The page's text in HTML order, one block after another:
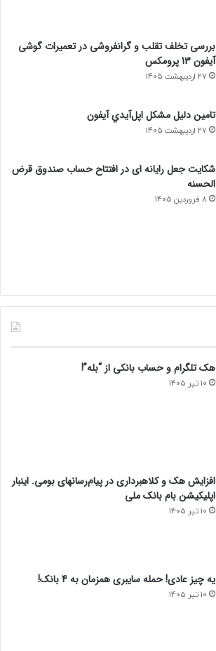
بررسی تخلف تقلب و گرانفروشی در تعمیرات گوشی
آیفون 13 پرومکس
27 اردیبهشت 1405
تامين دليل مشکل اپل‌آيدي آيفون
27 اردیبهشت 1405
شکایت جعل رایانه ای در افتتاح حساب صندوق قرض
الحسنه
8 فروردین 1405
هک تلگرام و حساب بانکی از “بله”!
10 تیر 1405
افزایش هک و کلاهبرداری در پیام‌رسانهای بومی. اینبار
اپلیکیشن بام‌ بانک ملی
10 تیر 1405
یه چیز عادی! حمله سایبری همزمان به 4 بانک!
10 تیر 1405